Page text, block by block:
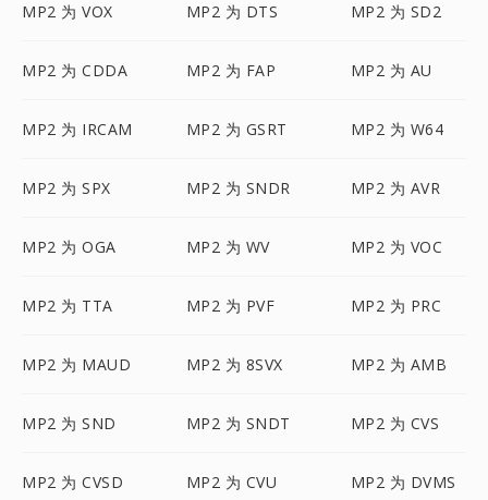
MP2 为 VOX MP2 为 DTS MP2 为 SD2
MP2 为 CDDA MP2 为 FAP MP2 为 AU
MP2 为 IRCAM MP2 为 GSRT MP2 为 W64
MP2 为 SPX MP2 为 SNDR MP2 为 AVR
MP2 为 OGA MP2 为 WV MP2 为 VOC
MP2 为 TTA MP2 为 PVF MP2 为 PRC
MP2 为 MAUD MP2 为 8SVX MP2 为 AMB
MP2 为 SND MP2 为 SNDT MP2 为 CVS
MP2 为 CVSD MP2 为 CVU MP2 为 DVMS